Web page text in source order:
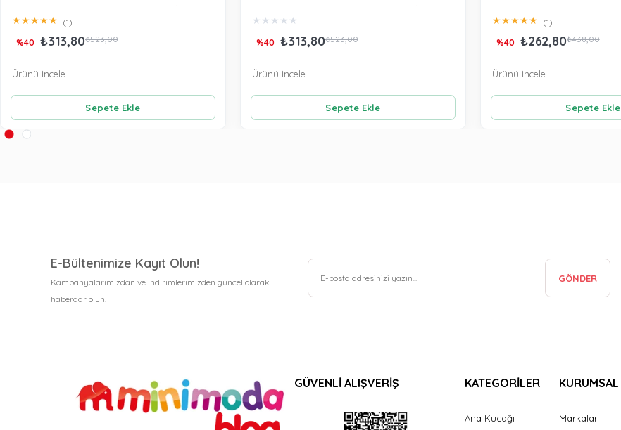
★★★★★ (1)
₺313,80₺523,00
%40
Sepete Ekle
Ürünü İncele
★ ★ ★ ★ ★
₺313,80₺523,00
%40
Sepete Ekle
Ürünü İncele
★★★★★ (1)
₺262,80₺438,00
%40
Sepete Ekle
Ürünü İncele
E-Bültenimize Kayıt Olun!
Kampanyalarımızdan ve indirimlerimizden güncel olarak
haberdar olun.
GÖNDER
GÜVENLİ ALIŞVERİŞ KATEGORİLER
Ana Kucağı
KURUMSAL
Markalar